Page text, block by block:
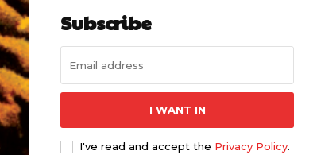
Subscribe
I WANT IN
I've read and accept the Privacy Policy.